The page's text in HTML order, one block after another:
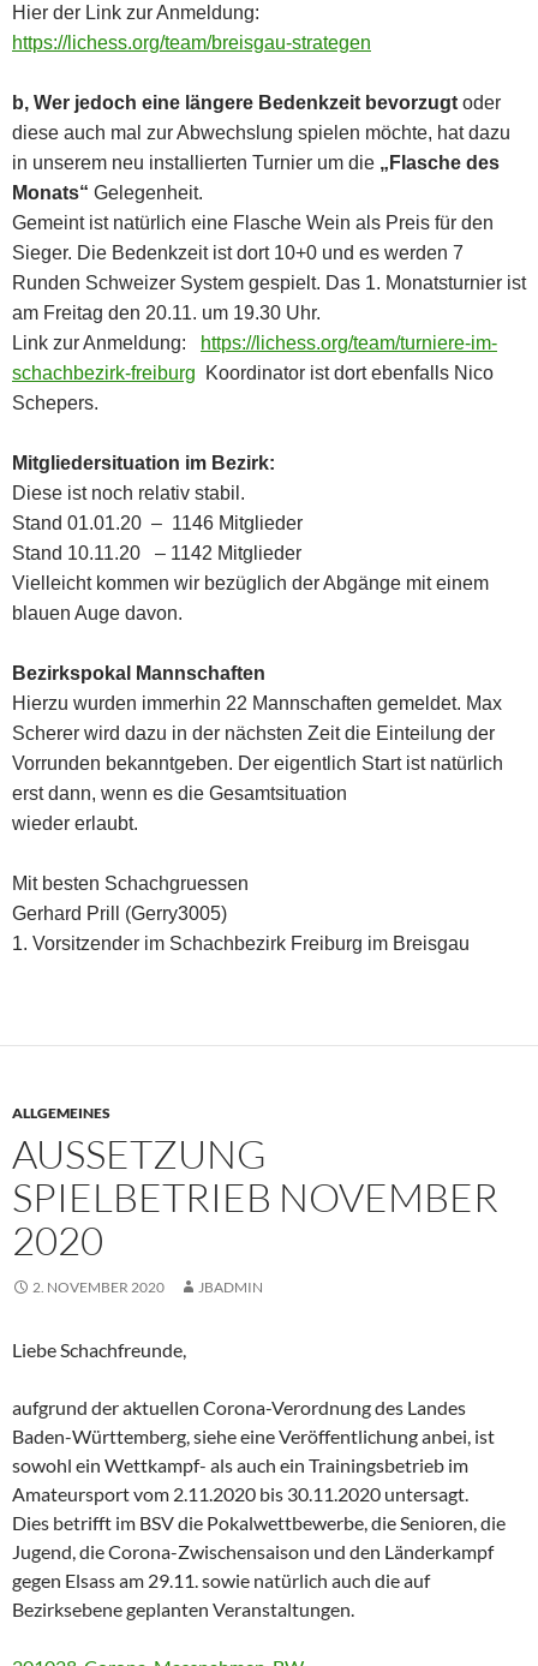
Hier der Link zur Anmeldung:
https://lichess.org/team/breisgau-strategen
b, Wer jedoch eine längere Bedenkzeit bevorzugt oder
diese auch mal zur Abwechslung spielen möchte, hat dazu
in unserem neu installierten Turnier um die „Flasche des
Monats“ Gelegenheit.
Gemeint ist natürlich eine Flasche Wein als Preis für den
Sieger. Die Bedenkzeit ist dort 10+0 und es werden 7
Runden Schweizer System gespielt. Das 1. Monatsturnier ist
am Freitag den 20.11. um 19.30 Uhr.
Link zur Anmeldung:
https://lichess.org/team/turniere-im-
schachbezirk-freiburg Koordinator ist dort ebenfalls Nico
Schepers.
Mitgliedersituation im Bezirk:
Diese ist noch relativ stabil.
Stand 01.01.20 – 1146 Mitglieder
Stand 10.11.20 – 1142 Mitglieder
Vielleicht kommen wir bezüglich der Abgänge mit einem
blauen Auge davon.
Bezirkspokal Mannschaften
Hierzu wurden immerhin 22 Mannschaften gemeldet. Max
Scherer wird dazu in der nächsten Zeit die Einteilung der
Vorrunden bekanntgeben. Der eigentlich Start ist natürlich
erst dann, wenn es die Gesamtsituation
wieder erlaubt.
Mit besten Schachgruessen
Gerhard Prill (Gerry3005)
1. Vorsitzender im Schachbezirk Freiburg im Breisgau
ALLGEMEINES
AUSSETZUNG
SPIELBETRIEB NOVEMBER
2020
2. NOVEMBER 2020 JBADMIN
Liebe Schachfreunde,
aufgrund der aktuellen Corona-Verordnung des Landes
Baden-Württemberg, siehe eine Veröffentlichung anbei, ist
sowohl ein Wettkampf- als auch ein Trainingsbetrieb im
Amateursport vom 2.11.2020 bis 30.11.2020 untersagt.
Dies betrifft im BSV die Pokalwettbewerbe, die Senioren, die
Jugend, die Corona-Zwischensaison und den Länderkampf
gegen Elsass am 29.11. sowie natürlich auch die auf
Bezirksebene geplanten Veranstaltungen.